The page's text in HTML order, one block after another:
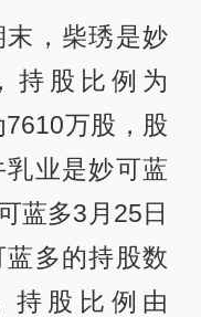
，柴琇是妙
持股比例为
万股，股
业是妙可蓝
蓝多3月25日
多的持股数
持股比例由